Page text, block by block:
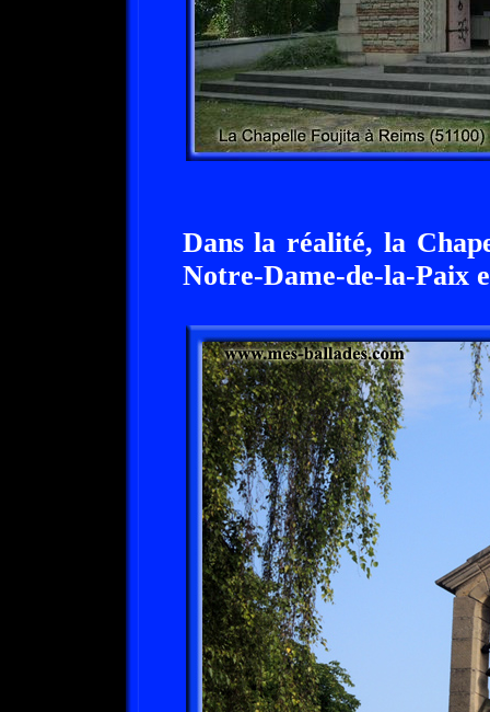
Dans la réalité, la
Notre-Dame-de-la-Paix